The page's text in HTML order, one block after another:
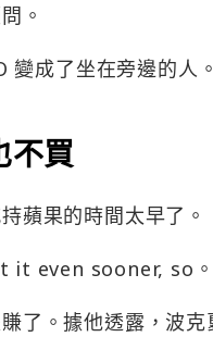
。
變成了坐在旁邊的人。
不買
蘋果的時間太早了。
even sooner, so
了。據他透露，波